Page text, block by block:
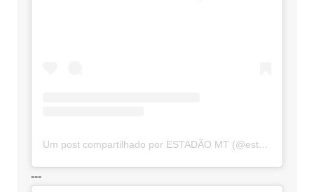
Um post compartilhado por ESTADÃO MT (@estadaomt)
---